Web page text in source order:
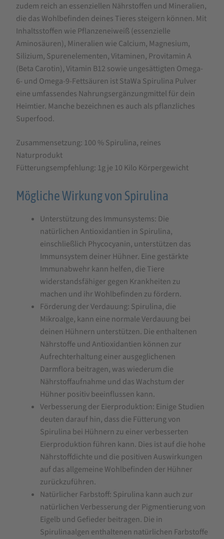
zudem reich an essenziellen Nährstoffen und Mineralien,
die das Wohlbefinden deines Tieres steigern können. Mit
Inhaltsstoffen wie Pflanzeneiweiß (essenzielle
Aminosäuren), Mineralien wie Calcium, Magnesium,
Silizium, Spurenelementen, Vitaminen, Provitamin A
(Beta Carotin), Vitamin B12 sowie ungesättigten Omega-
6- und Omega-9-Fettsäuren ist StaWa Spirulina Pulver
eine umfassendes Nahrungsergänzungmittel für dein
Heimtier. Manche bezeichnen es auch als pflanzliches
Superfood.
Zusammensetzung: 100 % Spirulina, reines
Naturprodukt
Fütterungsempfehlung: 1g je 10 Kilo Körpergewicht
Mögliche Wirkung von Spirulina
Unterstützung des Immunsystems: Die
natürlichen Antioxidantien in Spirulina,
einschließlich Phycocyanin, unterstützen das
Immunsystem deiner Hühner. Eine gestärkte
Immunabwehr kann helfen, die Tiere
widerstandsfähiger gegen Krankheiten zu
machen und ihr Wohlbefinden zu fördern.
Förderung der Verdauung: Spirulina, die
Mikroalge, kann eine normale Verdauung bei
deinen Hühnern unterstützen. Die enthaltenen
Nährstoffe und Antioxidantien können zur
Aufrechterhaltung einer ausgeglichenen
Darmflora beitragen, was wiederum die
Nährstoffaufnahme und das Wachstum der
Hühner positiv beeinflussen kann.
Verbesserung der Eierproduktion: Einige Studien
deuten darauf hin, dass die Fütterung von
Spirulina bei Hühnern zu einer verbesserten
Eierproduktion führen kann. Dies ist auf die hohe
Nährstoffdichte und die positiven Auswirkungen
auf das allgemeine Wohlbefinden der Hühner
zurückzuführen.
Natürlicher Farbstoff: Spirulina kann auch zur
natürlichen Verbesserung der Pigmentierung von
Eigelb und Gefieder beitragen. Die in
Spirulinaalgen enthaltenen natürlichen Farbstoffe